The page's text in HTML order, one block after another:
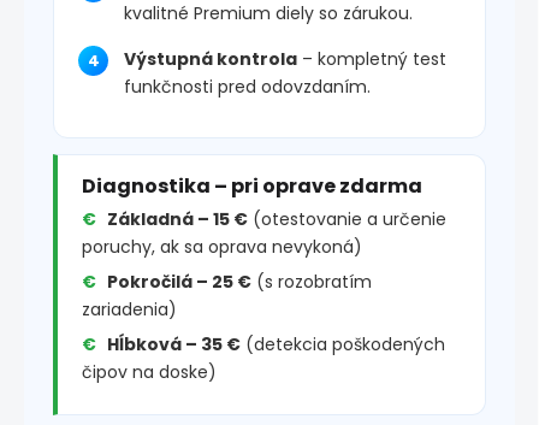
kvalitné Premium diely so zárukou.
Výstupná kontrola – kompletný test
funkčnosti pred odovzdaním.
Diagnostika – pri oprave zdarma
Základná – 15 € (otestovanie a určenie
poruchy, ak sa oprava nevykoná)
Pokročilá – 25 € (s rozobratím
zariadenia)
Hĺbková – 35 € (detekcia poškodených
čipov na doske)